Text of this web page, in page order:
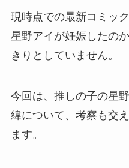
現時点での最新コミッ
星野アイが妊娠したの
きりとしていません。
今回は、推しの子の星
緯について、考察も交
ます。